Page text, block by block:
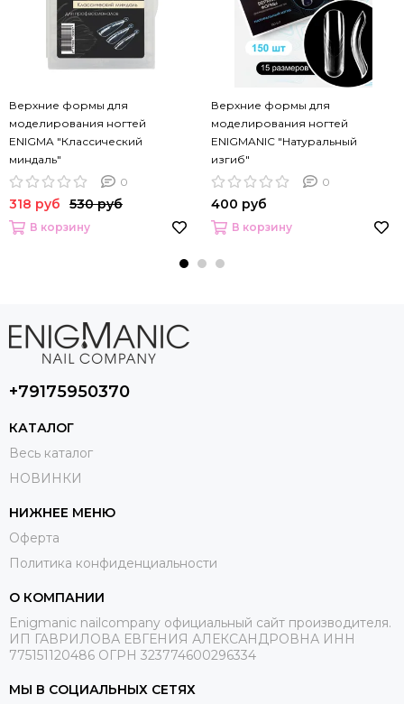
Верхние формы для
моделирования ногтей
ENIGMA "Классический
миндаль"
0
318 руб 530 руб
В корзину
Верхние формы для
моделирования ногтей
ENIGMANIC "Натуральный
изгиб"
0
400 руб
В корзину
+79175950370
КАТАЛОГ
Весь каталог
НОВИНКИ
НИЖНЕЕ МЕНЮ
Оферта
Политика конфиденциальности
О КОМПАНИИ
Enigmanic nailcompany официальный сайт производителя.
ИП ГАВРИЛОВА ЕВГЕНИЯ АЛЕКСАНДРОВНА ИНН
775151120486 ОГРН 323774600296334
МЫ В СОЦИАЛЬНЫХ СЕТЯХ